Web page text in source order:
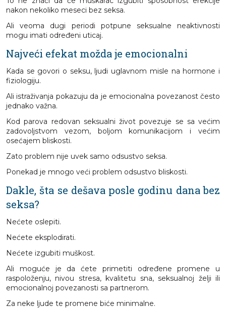
nakon nekoliko meseci bez seksa.
Ali veoma dugi periodi potpune seksualne neaktivnosti
mogu imati određeni uticaj.
Najveći efekat možda je emocionalni
Kada se govori o seksu, ljudi uglavnom misle na hormone i
fiziologiju.
Ali istraživanja pokazuju da je emocionalna povezanost često
jednako važna.
Kod parova redovan seksualni život povezuje se sa većim
zadovoljstvom vezom, boljom komunikacijom i većim
osećajem bliskosti.
Zato problem nije uvek samo odsustvo seksa.
Ponekad je mnogo veći problem odsustvo bliskosti.
Dakle, šta se dešava posle godinu dana bez
seksa?
Nećete oslepiti.
Nećete eksplodirati.
Nećete izgubiti muškost.
Ali moguće je da ćete primetiti određene promene u
raspoloženju, nivou stresa, kvalitetu sna, seksualnoj želji ili
emocionalnoj povezanosti sa partnerom.
Za neke ljude te promene biće minimalne.